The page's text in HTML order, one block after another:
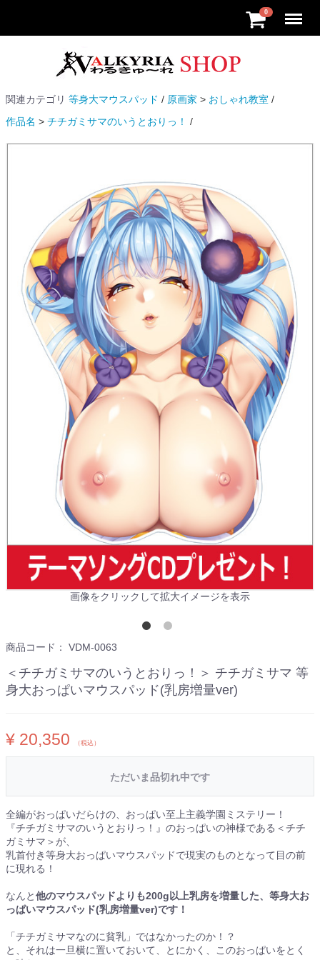
0
関連カテゴリ 等身大マウスパッド 原画家
おしゃれ教室
作品名
チチガミサマのいうとおりっ！
画像をクリックして拡大イメージを表示
商品コード： VDM-0063
＜チチガミサマのいうとおりっ！＞ チチガミサマ 等
身大おっぱいマウスパッド(乳房増量ver)
¥ 20,350 （税込）
ただいま品切れ中です
全編がおっぱいだらけの、おっぱい至上主義学園ミステリー！
『チチガミサマのいうとおりっ！』のおっぱいの神様である＜チチ
ガミサマ＞が、
乳首付き等身大おっぱいマウスパッドで現実のものとなって目の前
に現れる！
なんと他のマウスパッドよりも200g以上乳房を増量した、等身大お
っぱいマウスパッド(乳房増量ver)です！
「チチガミサマなのに貧乳」ではなかったのか！？
と、それは一旦横に置いておいて、とにかく、このおっぱいをとく